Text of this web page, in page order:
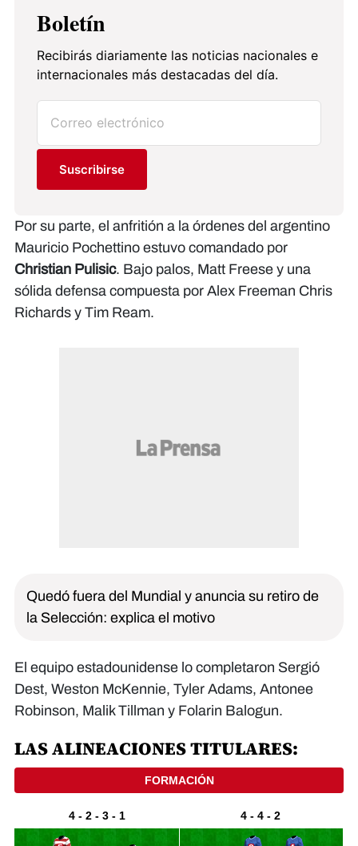
Boletín
Recibirás diariamente las noticias nacionales e
internacionales más destacadas del día.
Suscribirse
Por su parte, el anfritión a la órdenes del argentino
Mauricio Pochettino estuvo comandado por
Christian Pulisic. Bajo palos, Matt Freese y una
sólida defensa compuesta por Alex Freeman Chris
Richards y Tim Ream.
Quedó fuera del Mundial y anuncia su retiro de
la Selección: explica el motivo
El equipo estadounidense lo completaron Sergió
Dest, Weston McKennie, Tyler Adams, Antonee
Robinson, Malik Tillman y Folarin Balogun.
LAS ALINEACIONES TITULARES: